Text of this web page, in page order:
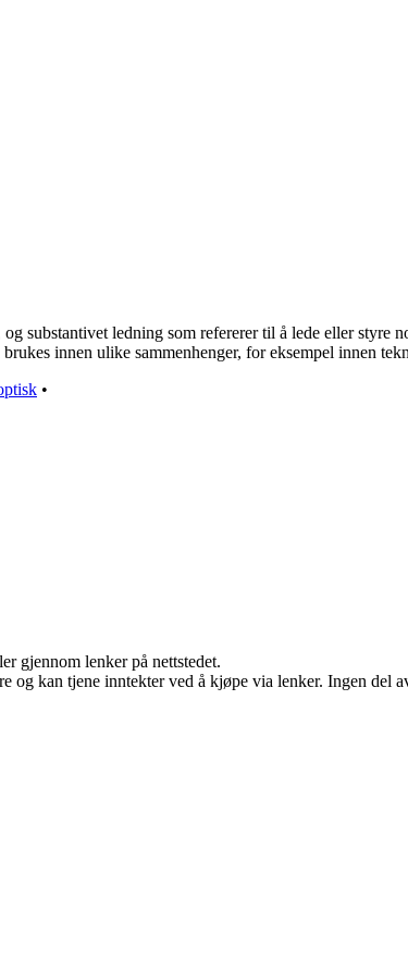
substantivet ledning som refererer til å lede eller styre
innen ulike sammenhenger, for eksempel innen
•
gjennom lenker på nettstedet.
kan tjene inntekter ved å kjøpe via lenker. Ingen del